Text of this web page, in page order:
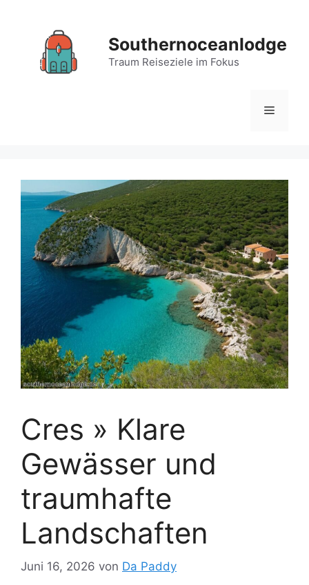
springen
Southernoceanlodge
Traum Reiseziele im Fokus
Menü
Cres » Klare
Gewässer und
traumhafte
Landschaften
Juni 16, 2026 von Da Paddy